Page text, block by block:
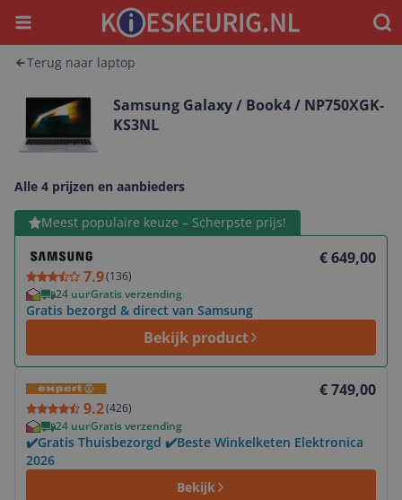
Menu
Terug naar laptop
Samsung Galaxy / Book4 / NP750XGK-
KS3NL
Alle 4 prijzen en aanbieders
Meest populaire keuze – Scherpste prijs!
7.9(136)
€ 649,00
24 uurGratis verzending
Gratis bezorgd & direct van Samsung
Bekijk product
Bekijk product
9.2(426)
€ 749,00
24 uurGratis verzending
✔️Gratis Thuisbezorgd ✔️Beste Winkelketen Elektronica
2026
Bekijk